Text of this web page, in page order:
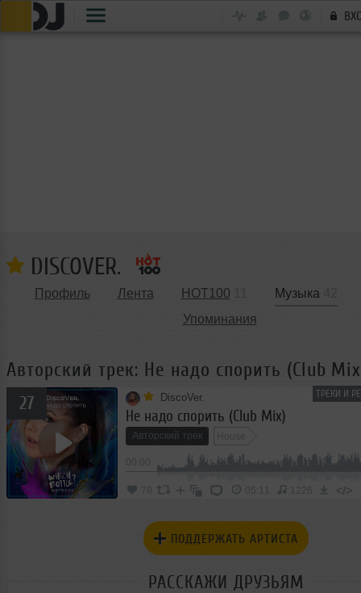
DISCOVER.
Профиль Лента HOT100 Музыка
Упоминания
Авторский трек: Не надо спорить (Club
ТРЕКИ И
27 DiscoVer.
Не надо спорить (Club Mix)
Авторский трек House
78 05:11 1226 </>
ПОДДЕРЖАТЬ АРТИСТА
РАССКАЖИ ДРУЗЬЯМ